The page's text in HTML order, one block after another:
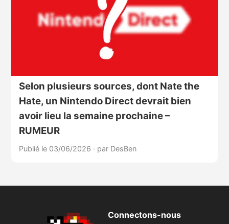
Selon plusieurs sources, dont Nate the
Hate, un Nintendo Direct devrait bien
avoir lieu la semaine prochaine –
RUMEUR
Publié le 03/06/2026 · par DesBen
Connectons-nous